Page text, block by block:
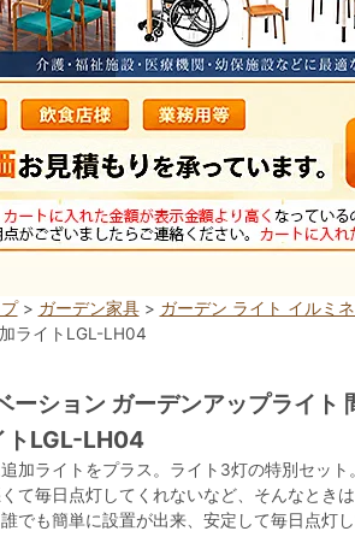
> ガーデン家具> ガーデン ライト イルミ
ライトLGL-LH04
ーション ガーデンアップライ
トLGL-LH04
加ライトをプラス。ライト3灯の特別セット
て毎日点灯してくれないなど、そんなとき
でも簡単に設置が出来、安定して毎日点灯し